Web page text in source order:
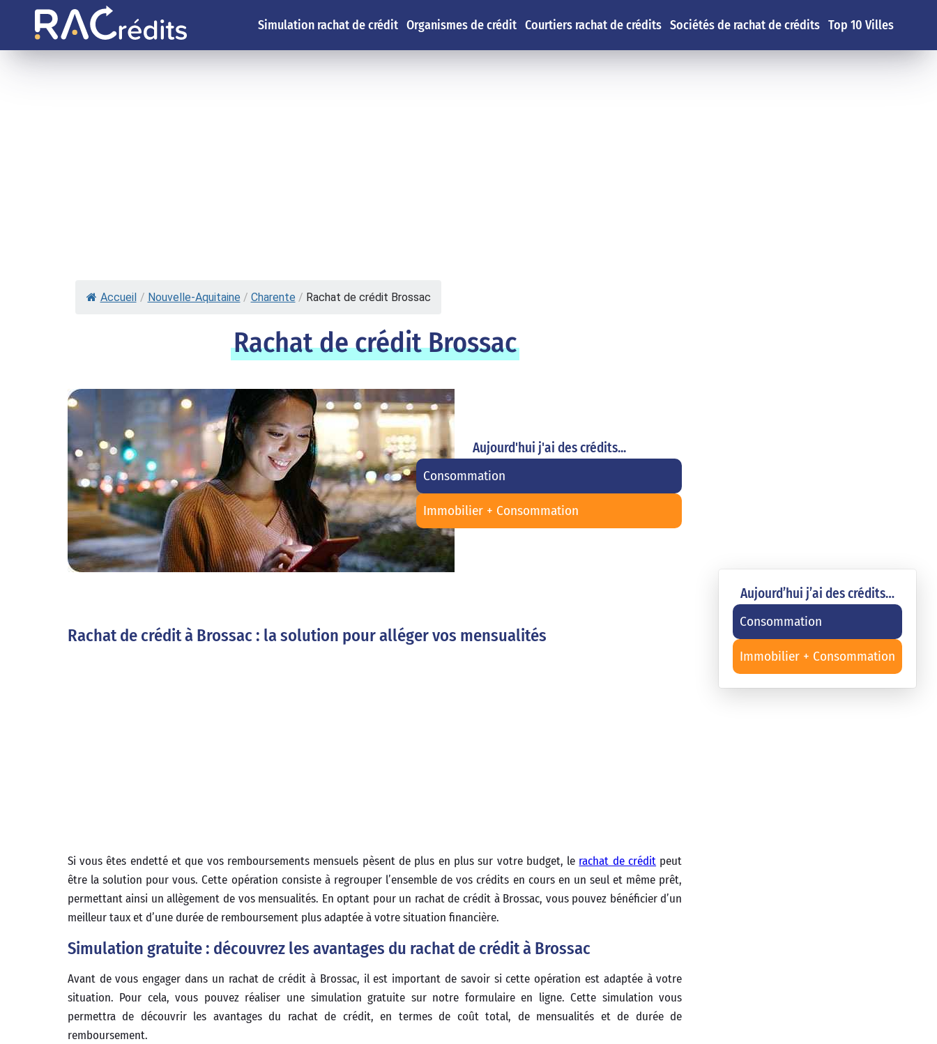
Simulation rachat de crédit Organismes de crédit Courtiers rachat de crédits Sociétés de rachat de crédits Top 10 Villes
Accueil / Nouvelle-Aquitaine / Charente / Rachat de crédit Brossac
Rachat de crédit Brossac
Aujourd’hui j’ai des crédits…
Consommation
Immobilier + Consommation
Aujourd'hui j'ai des crédits...
Consommation
Immobilier + Consommation
Rachat de crédit à Brossac : la solution pour alléger vos mensualités
Si vous êtes endetté et que vos remboursements mensuels pèsent de plus en plus sur votre budget, le rachat de crédit peut
être la solution pour vous. Cette opération consiste à regrouper l’ensemble de vos crédits en cours en un seul et même prêt,
permettant ainsi un allègement de vos mensualités. En optant pour un rachat de crédit à Brossac, vous pouvez bénéficier d’un
meilleur taux et d’une durée de remboursement plus adaptée à votre situation financière.
Simulation gratuite : découvrez les avantages du rachat de crédit à Brossac
Avant de vous engager dans un rachat de crédit à Brossac, il est important de savoir si cette opération est adaptée à votre
situation. Pour cela, vous pouvez réaliser une simulation gratuite sur notre formulaire en ligne. Cette simulation vous
permettra de découvrir les avantages du rachat de crédit, en termes de coût total, de mensualités et de durée de
remboursement.